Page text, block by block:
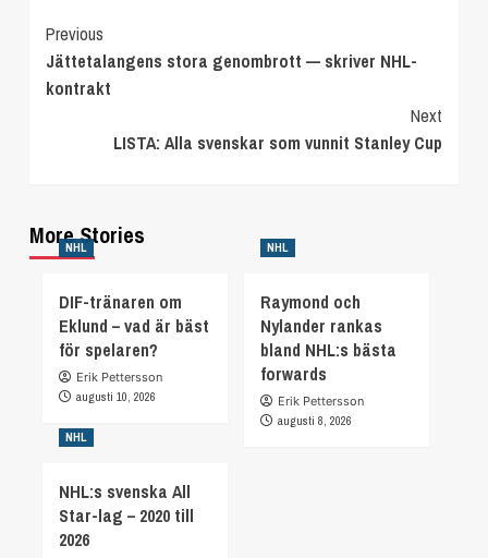
Continue
Reading
Previous
Jättetalangens stora genombrott — skriver NHL-
kontrakt
Next
LISTA: Alla svenskar som vunnit Stanley Cup
More Stories
NHL
DIF-tränaren om
Eklund – vad är bäst
för spelaren?
Erik Pettersson
augusti 10, 2026
NHL
Raymond och
Nylander rankas
bland NHL:s bästa
forwards
Erik Pettersson
augusti 8, 2026
NHL
NHL:s svenska All
Star-lag – 2020 till
2026